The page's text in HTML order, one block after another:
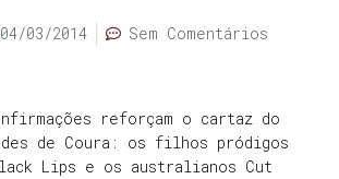
04/03/2014 Sem Comentários
reforçam o cartaz do
de Coura: os filhos pródigos
Lips e os australianos Cut